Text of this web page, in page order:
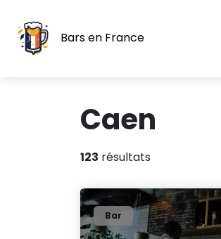
Bars en France
Caen
123 résultats
Bar